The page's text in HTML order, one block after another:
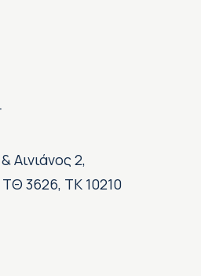
Αινιάνος 2,
3626, ΤΚ 10210